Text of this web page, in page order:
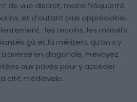
de vue discret, moins fréquenté
et d’autant plus appréciable.
: les recoins, les massifs
çà et là méritent qu’on s’y
en diagonale. Prévoyez
aux pavés pour y accéder
cité médiévale.